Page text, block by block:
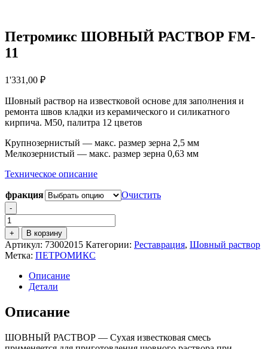
Петромикс ШОВНЫЙ РАСТВОР FM-
11
1'331,00 ₽
Шовный раствор на известковой основе для заполнения и
ремонта швов кладки из керамического и силикатного
кирпича. М50, палитра 12 цветов
Крупнозернистый — макс. размер зерна 2,5 мм
Мелкозернистый — макс. размер зерна 0,63 мм
Техническое описание
фракция Очистить
-
Количество
товара
Петромикс
ШОВНЫЙ
РАСТВОР
FM-
+ В корзину
Артикул: 73002015 Категории: Реставрация, Шовный раствор
Метка: ПЕТРОМИКС
Описание
Детали
Описание
ШОВНЫЙ РАСТВОР — Сухая известковая смесь